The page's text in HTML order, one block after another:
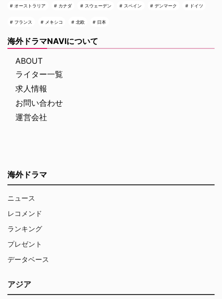
オーストラリア カナダ スウェーデン スペイン デンマーク ドイツ
フランス メキシコ 北欧 日本
海外ドラマNAVIについて
ABOUT
ライター一覧
求人情報
お問い合わせ
運営会社
海外ドラマ
ニュース
レコメンド
ランキング
プレゼント
データベース
アジア